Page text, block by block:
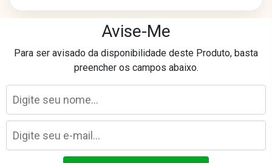
Avise-Me
Para ser avisado da disponibilidade deste Produto, basta
preencher os campos abaixo.
exclusivos para compras realizadas neste canal online.
Avenida Marechal Mascarenhas de Morais, 1681 - Imbiribeira - Recife/PE
©2026lasereletro.com.br. Todos os direitos reservados.